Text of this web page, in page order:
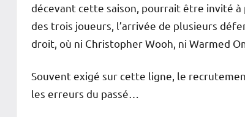
décevant cette saison, pourrait être invité à
des trois joueurs, l’arrivée de plusieurs
droit, où ni Christopher Wooh, ni Warmed
Souvent exigé sur cette ligne, le
les erreurs du passé…